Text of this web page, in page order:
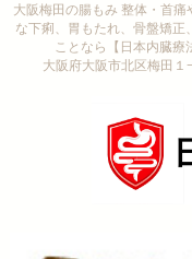
大阪梅田の腸もみ 整体・首
な下痢、胃もたれ、骨盤矯
ことなら【日本内臓
大阪府大阪市北区梅田